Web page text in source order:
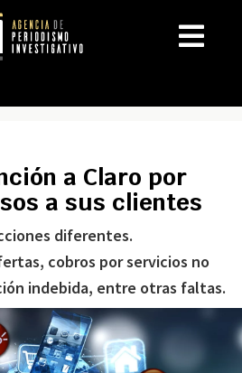
a Claro por
a sus clientes
diferentes.
cobros por servicios no
indebida, entre otras faltas.